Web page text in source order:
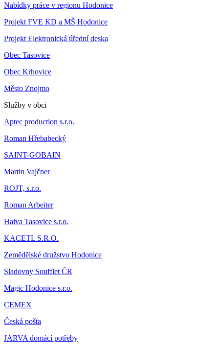
Nabídky práce v regionu Hodonice
Projekt FVE KD a MŠ Hodonice
Projekt Elektronická úřední deska
Obec Tasovice
Obec Krhovice
Město Znojmo
Služby v obci
Aptec production s.r.o.
Roman Hřebabecký
SAINT-GOBAIN
Martin Vajčner
ROJT, s.r.o.
Roman Arbeiter
Haiva Tasovice s.r.o.
KACETL S.R.O.
Zemědělské družstvo Hodonice
Sladovny Soufflet ČR
Magic Hodonice s.r.o.
CEMEX
Česká pošta
JARVA domácí potřeby